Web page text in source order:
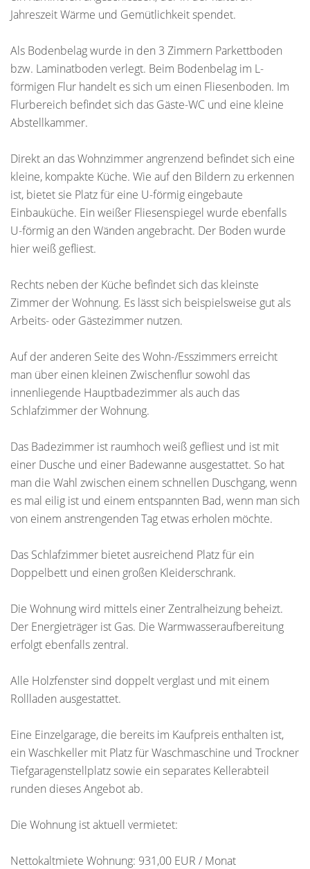
Jahreszeit Wärme und Gemütlichkeit spendet.
Als Bodenbelag wurde in den 3 Zimmern Parkettboden
bzw. Laminatboden verlegt. Beim Bodenbelag im L-
förmigen Flur handelt es sich um einen Fliesenboden. Im
Flurbereich befindet sich das Gäste-WC und eine kleine
Abstellkammer.
Direkt an das Wohnzimmer angrenzend befindet sich eine
kleine, kompakte Küche. Wie auf den Bildern zu erkennen
ist, bietet sie Platz für eine U-förmig eingebaute
Einbauküche. Ein weißer Fliesenspiegel wurde ebenfalls
U-förmig an den Wänden angebracht. Der Boden wurde
hier weiß gefliest.
Rechts neben der Küche befindet sich das kleinste
Zimmer der Wohnung. Es lässt sich beispielsweise gut als
Arbeits- oder Gästezimmer nutzen.
Auf der anderen Seite des Wohn-/Esszimmers erreicht
man über einen kleinen Zwischenflur sowohl das
innenliegende Hauptbadezimmer als auch das
Schlafzimmer der Wohnung.
Das Badezimmer ist raumhoch weiß gefliest und ist mit
einer Dusche und einer Badewanne ausgestattet. So hat
man die Wahl zwischen einem schnellen Duschgang, wenn
es mal eilig ist und einem entspannten Bad, wenn man sich
von einem anstrengenden Tag etwas erholen möchte.
Das Schlafzimmer bietet ausreichend Platz für ein
Doppelbett und einen großen Kleiderschrank.
Die Wohnung wird mittels einer Zentralheizung beheizt.
Der Energieträger ist Gas. Die Warmwasseraufbereitung
erfolgt ebenfalls zentral.
Alle Holzfenster sind doppelt verglast und mit einem
Rollladen ausgestattet.
Eine Einzelgarage, die bereits im Kaufpreis enthalten ist,
ein Waschkeller mit Platz für Waschmaschine und Trockner
Tiefgaragenstellplatz sowie ein separates Kellerabteil
runden dieses Angebot ab.
Die Wohnung ist aktuell vermietet:
Nettokaltmiete Wohnung: 931,00 EUR / Monat